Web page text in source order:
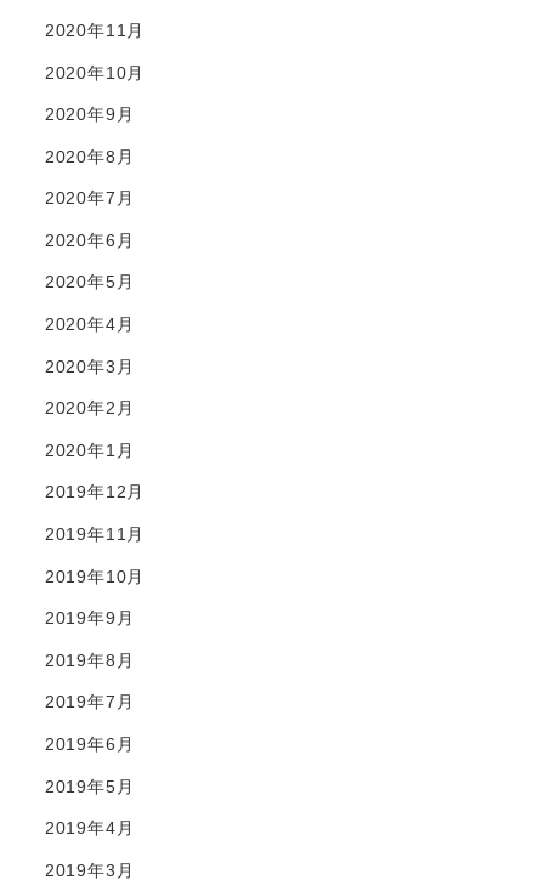
2020年11月
2020年10月
2020年9月
2020年8月
2020年7月
2020年6月
2020年5月
2020年4月
2020年3月
2020年2月
2020年1月
2019年12月
2019年11月
2019年10月
2019年9月
2019年8月
2019年7月
2019年6月
2019年5月
2019年4月
2019年3月